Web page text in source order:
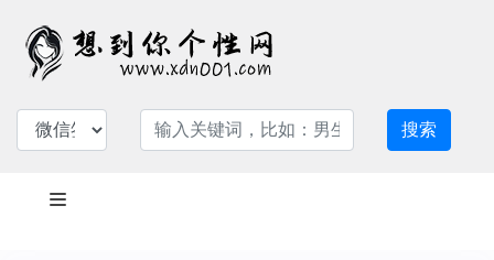
搜索